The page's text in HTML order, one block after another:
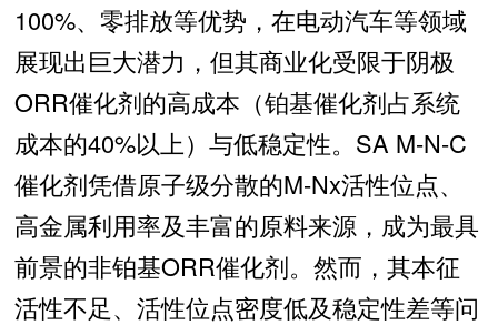
100%、零排放等优势，在电动汽车等领域
展现出巨大潜力，但其商业化受限于阴极
ORR催化剂的高成本（铂基催化剂占系统
成本的40%以上）与低稳定性。SA M-N-C
催化剂凭借原子级分散的M-Nx活性位点、
高金属利用率及丰富的原料来源，成为最具
前景的非铂基ORR催化剂。然而，其本征
活性不足、活性位点密度低及稳定性差等问